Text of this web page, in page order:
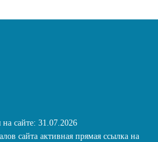
сайте: 31.07.2026
сайта активная прямая ссылка на